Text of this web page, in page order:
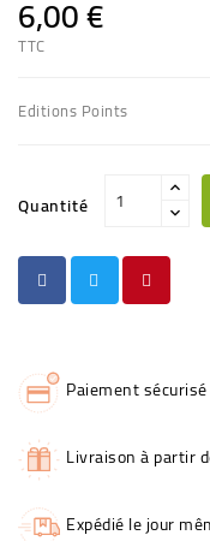
6,00 €
TTC
Editions Points
Quantité
Paiement sécurisé
Livraison à partir
Expédié le jour